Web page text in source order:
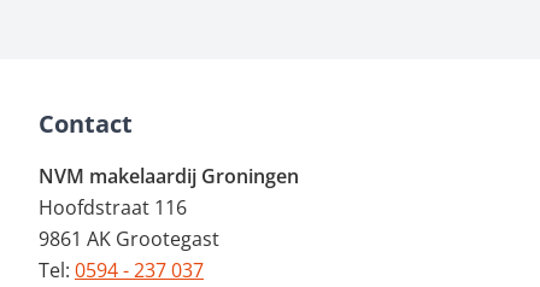
Contact
NVM makelaardij Groningen
Hoofdstraat 116
9861 AK Grootegast
Tel: 0594 - 237 037